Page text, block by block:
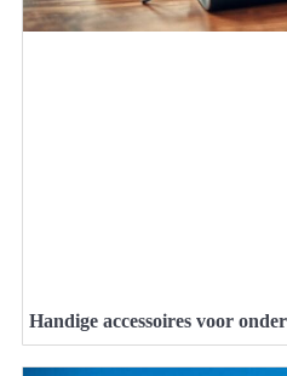
Handige accessoires voor